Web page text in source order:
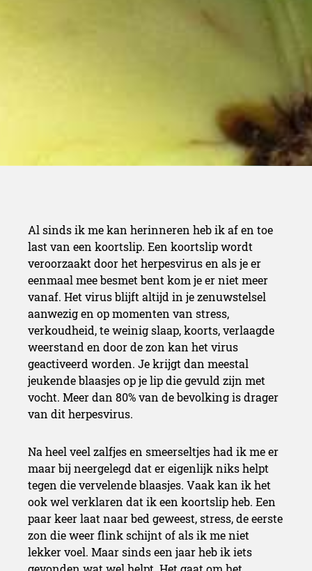
Al sinds ik me kan herinneren heb ik af en toe
last van een koortslip. Een koortslip wordt
veroorzaakt door het herpesvirus en als je er
eenmaal mee besmet bent kom je er niet meer
vanaf. Het virus blijft altijd in je zenuwstelsel
aanwezig en op momenten van stress,
verkoudheid, te weinig slaap, koorts, verlaagde
weerstand en door de zon kan het virus
geactiveerd worden. Je krijgt dan meestal
jeukende blaasjes op je lip die gevuld zijn met
vocht. Meer dan 80% van de bevolking is drager
van dit herpesvirus.
Na heel veel zalfjes en smeerseltjes had ik me er
maar bij neergelegd dat er eigenlijk niks helpt
tegen die vervelende blaasjes. Vaak kan ik het
ook wel verklaren dat ik een koortslip heb. Een
paar keer laat naar bed geweest, stress, de eerste
zon die weer flink schijnt of als ik me niet
lekker voel. Maar sinds een jaar heb ik iets